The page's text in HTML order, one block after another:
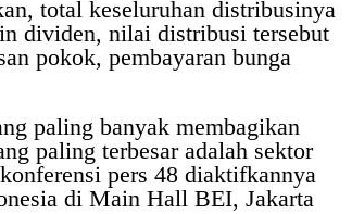
total keseluruhan distribusinya
dividen, nilai distribusi tersebut
pokok, pembayaran bunga
paling banyak membagikan
paling terbesar adalah sektor
pers 48 diaktifkannya
di Main Hall BEI, Jakarta